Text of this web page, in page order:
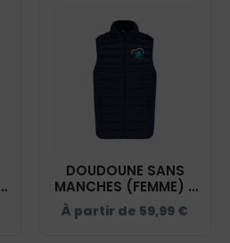
DOUDOUNE SANS
MANCHES (FEMME) -
VAL DE SAÔNE -
NAVY - K6114
À partir de 59,99 €